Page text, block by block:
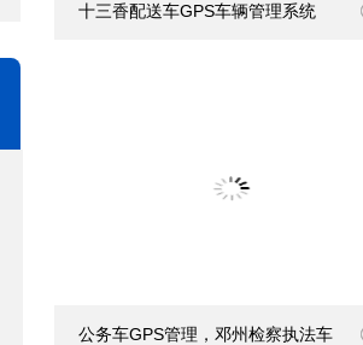
十三香配送车GPS车辆管理系统
公务车GPS管理，邓州检察执法车